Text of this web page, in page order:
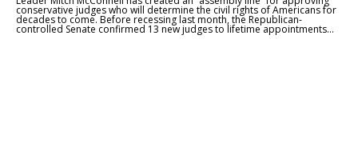
conservative judges who will determine the civil rights of Americans for
decades to come. Before recessing last month, the Republican-
controlled Senate confirmed 13 new judges to lifetime appointments...